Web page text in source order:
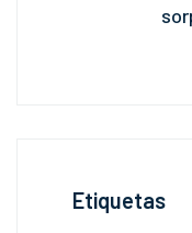
Etiquetas